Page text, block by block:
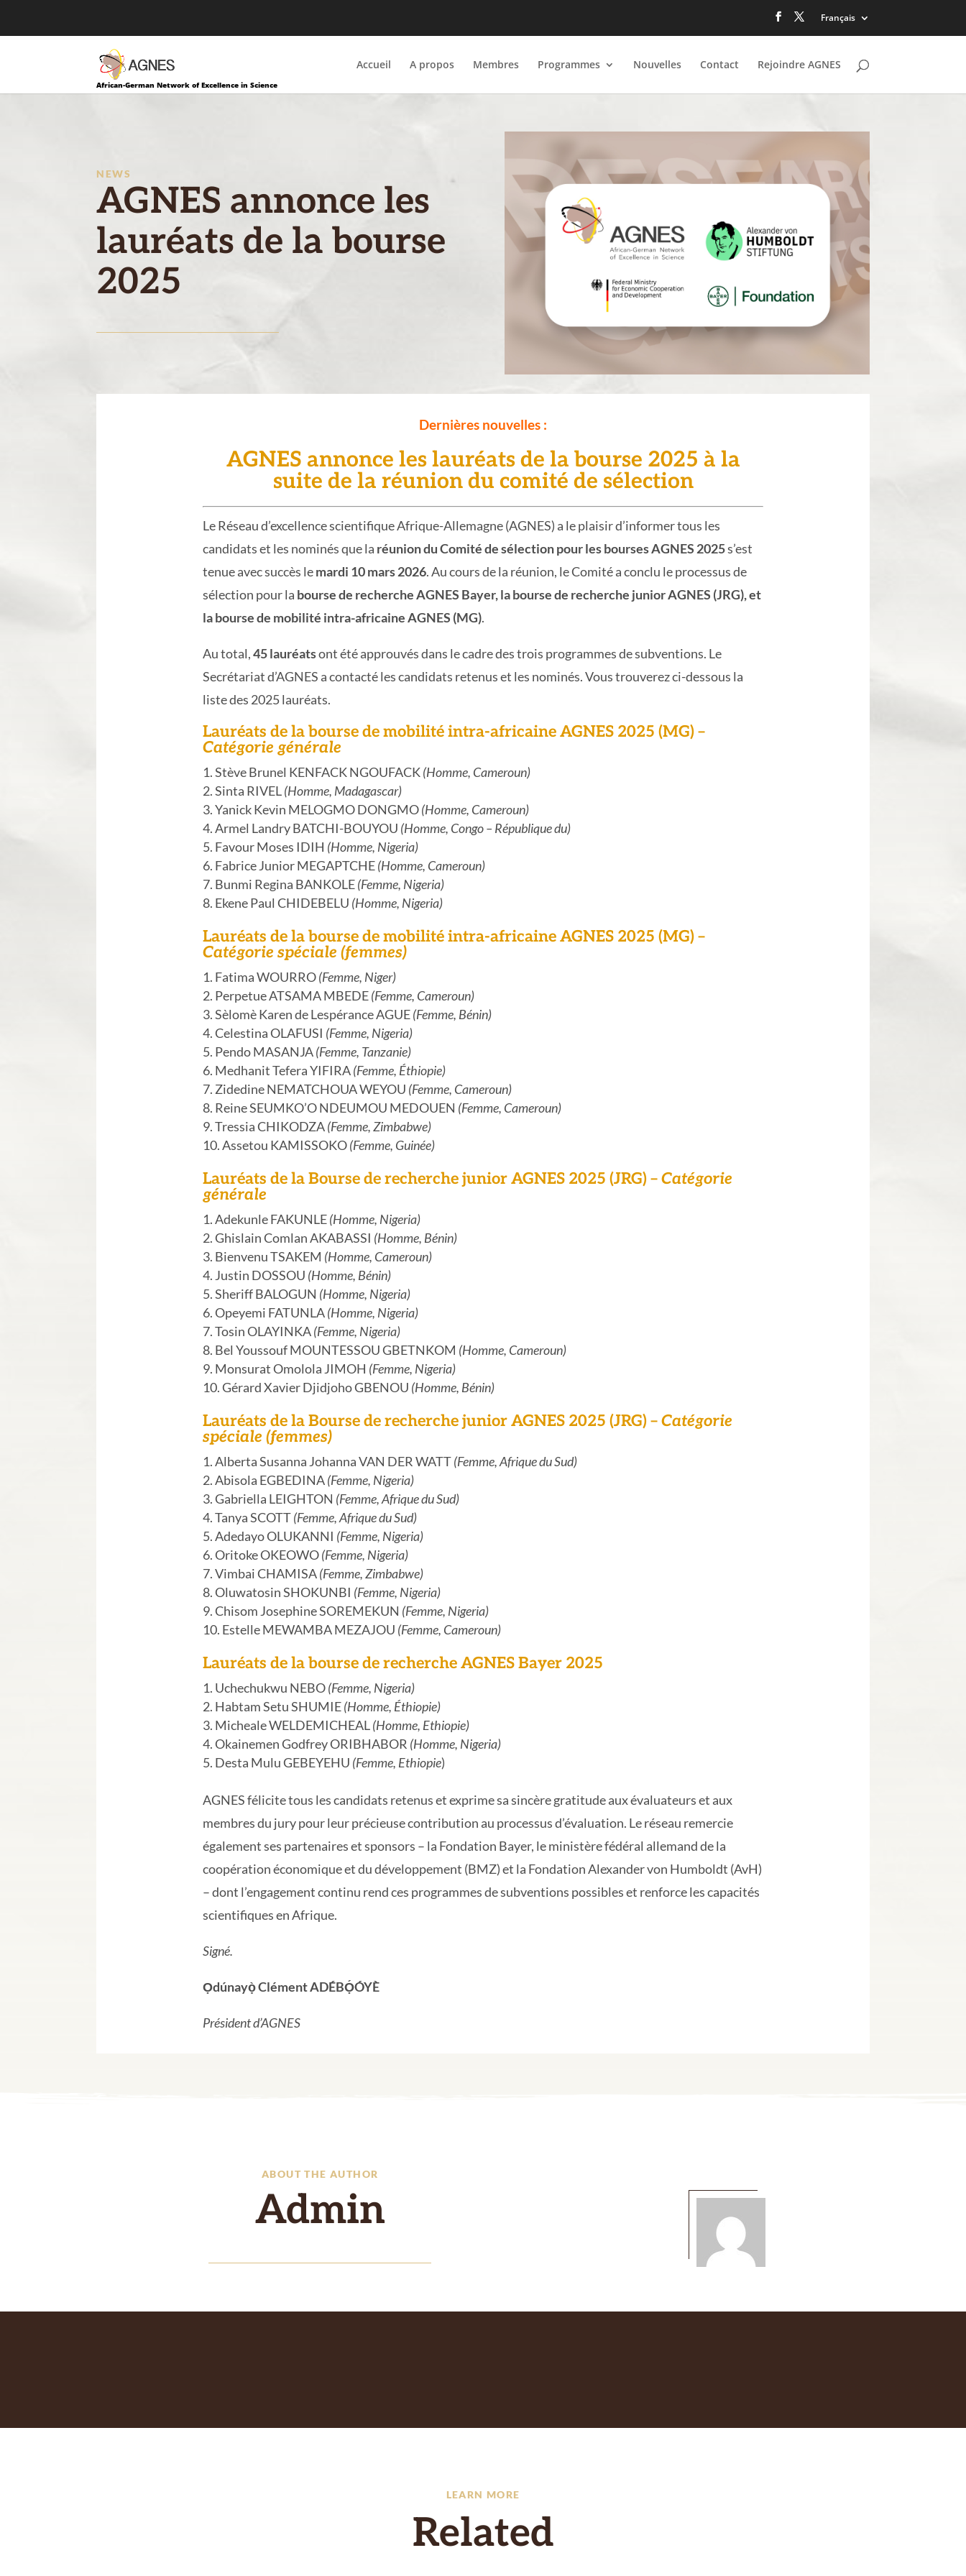
Français
African-German Network of Excellence in Science
Accueil A propos Membres Programmes Nouvelles Contact Rejoindre AGNES
NEWS
AGNES annonce les
lauréats de la bourse
2025
Dernières nouvelles :
AGNES annonce les lauréats de la bourse 2025 à la
suite de la réunion du comité de sélection
Le Réseau d’excellence scientifique Afrique-Allemagne (AGNES) a le plaisir d’informer tous les
candidats et les nominés que la réunion du Comité de sélection pour les bourses AGNES 2025s’est
tenue avec succès lemardi 10 mars 2026. Au cours de la réunion, le Comité a conclu le processus de
sélection pour la bourse de recherche AGNES Bayer, la bourse de recherche junior AGNES (JRG), et
la bourse de mobilité intra-africaine AGNES (MG).
Au total,45 lauréatsont été approuvés dans le cadre des trois programmes de subventions. Le
Secrétariat d’AGNES a contacté les candidats retenus et les nominés. Vous trouverez ci-dessous la
liste des 2025 lauréats.
Lauréats de la bourse de mobilité intra-africaine AGNES 2025 (MG) –
Catégorie générale
Stève Brunel KENFACK NGOUFACK(Homme, Cameroun)
Sinta RIVEL(Homme, Madagascar)
Yanick Kevin MELOGMO DONGMO(Homme, Cameroun)
Armel Landry BATCHI-BOUYOU (Homme, Congo – République du)
Favour Moses IDIH (Homme, Nigeria)
Fabrice Junior MEGAPTCHE(Homme, Cameroun)
Bunmi Regina BANKOLE(Femme, Nigeria)
Ekene Paul CHIDEBELU (Homme, Nigeria)
Lauréats de la bourse de mobilité intra-africaine AGNES 2025 (MG) –
Catégorie spéciale (femmes)
Fatima WOURRO(Femme, Niger)
Perpetue ATSAMA MBEDE(Femme, Cameroun)
Sèlomè Karen de Lespérance AGUE(Femme, Bénin)
Celestina OLAFUSI (Femme, Nigeria)
Pendo MASANJA(Femme, Tanzanie)
Medhanit Tefera YIFIRA(Femme, Éthiopie)
Zidedine NEMATCHOUA WEYOU (Femme, Cameroun)
Reine SEUMKO’O NDEUMOU MEDOUEN (Femme, Cameroun)
Tressia CHIKODZA(Femme, Zimbabwe)
Assetou KAMISSOKO(Femme, Guinée)
Lauréats de la Bourse de recherche junior AGNES 2025 (JRG) –Catégorie
générale
Adekunle FAKUNLE(Homme, Nigeria)
Ghislain Comlan AKABASSI (Homme, Bénin)
Bienvenu TSAKEM (Homme, Cameroun)
Justin DOSSOU (Homme, Bénin)
Sheriff BALOGUN (Homme, Nigeria)
Opeyemi FATUNLA(Homme, Nigeria)
Tosin OLAYINKA(Femme, Nigeria)
Bel Youssouf MOUNTESSOU GBETNKOM (Homme, Cameroun)
Monsurat Omolola JIMOH (Femme, Nigeria)
Gérard Xavier Djidjoho GBENOU (Homme, Bénin)
Lauréats de la Bourse de recherche junior AGNES 2025 (JRG) –Catégorie
spéciale (femmes)
Alberta Susanna Johanna VAN DER WATT(Femme, Afrique du Sud)
Abisola EGBEDINA(Femme, Nigeria)
Gabriella LEIGHTON (Femme, Afrique du Sud)
Tanya SCOTT(Femme, Afrique du Sud)
Adedayo OLUKANNI (Femme, Nigeria)
Oritoke OKEOWO(Femme, Nigeria)
Vimbai CHAMISA(Femme, Zimbabwe)
Oluwatosin SHOKUNBI (Femme, Nigeria)
Chisom Josephine SOREMEKUN (Femme, Nigeria)
Estelle MEWAMBA MEZAJOU (Femme, Cameroun)
Lauréats de la bourse de recherche AGNES Bayer 2025
Uchechukwu NEBO(Femme, Nigeria)
Habtam Setu SHUMIE(Homme, Éthiopie)
Micheale WELDEMICHEAL(Homme, Ethiopie)
Okainemen Godfrey ORIBHABOR (Homme, Nigeria)
Desta Mulu GEBEYEHU (Femme, Ethiopie)
AGNES félicite tous les candidats retenus et exprime sa sincère gratitude aux évaluateurs et aux
membres du jury pour leur précieuse contribution au processus d’évaluation. Le réseau remercie
également ses partenaires et sponsors – la Fondation Bayer, le ministère fédéral allemand de la
coopération économique et du développement (BMZ) et la Fondation Alexander von Humboldt (AvH)
– dont l’engagement continu rend ces programmes de subventions possibles et renforce les capacités
scientifiques en Afrique.
Signé.
Ọdúnayọ̀ Clément ADÉBỌ́ÓYÈ
Président d’AGNES
ABOUT THE AUTHOR
Admin
LEARN MORE
Related